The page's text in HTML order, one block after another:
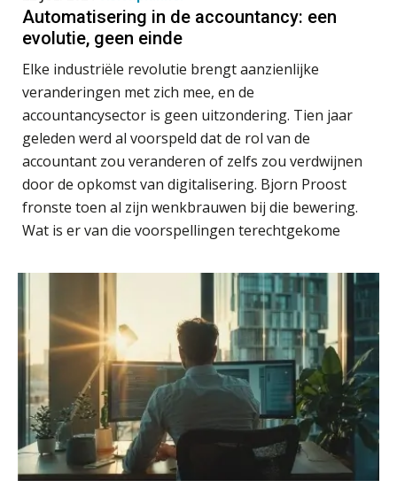
Automatisering in de accountancy: een
evolutie, geen einde
Elke industriële revolutie brengt aanzienlijke
veranderingen met zich mee, en de
accountancysector is geen uitzondering. Tien jaar
geleden werd al voorspeld dat de rol van de
accountant zou veranderen of zelfs zou verdwijnen
door de opkomst van digitalisering. Bjorn Proost
fronste toen al zijn wenkbrauwen bij die bewering.
Wat is er van die voorspellingen terechtgekome
Schaalbaar IT-beheer sluit naadloos
aan bij het snelgroeiende Reanda
Govers bouwt aan een volwassen
digitaal fundament voor governance,
security en AI
Van najagen naar verwerken:
waarom vraagposten je proces
blokkeren (en hoe je dat stopt)
ICT & AI | Data als fundament voor
innovatie
Terug naar het ambacht
Cyberbeveiligingswet definitief: dit
moet je accountantskantoor vóór 15
augustus geregeld hebben
Waarom SharePoint en Copilot je de
inzichten op klantdossiers schuldig
blijven
Junior manager audit
Bentacera
Medior assistent accountant • Druten
WEA Deltaland
Supervisor controlling & accounting
Assistent Accountant / Relatiemanager, Elysee
Accountants
PIA Group
Audit assistent
KNAV